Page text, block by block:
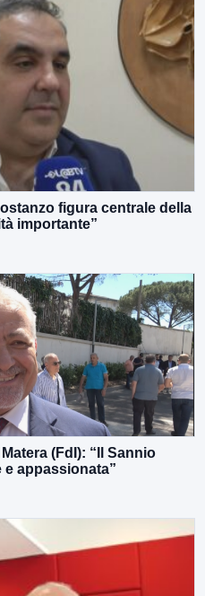
figura centrale della
importante”
(FdI): “Il Sannio
appassionata”